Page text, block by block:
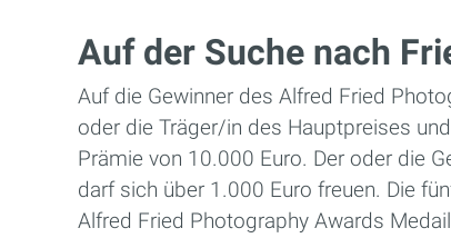
Auf der Suche nach
Auf die Gewinner des Alfred Fried
oder die Träger/in des Hauptpreises
Prämie von 10.000 Euro. Der oder die
darf sich über 1.000 Euro freuen. Die
Alfred Fried Photography Awards